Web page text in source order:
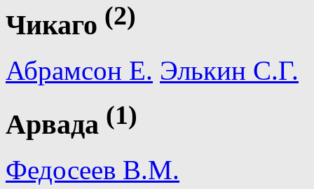
Чикаго (2)
Абрамсон Е. Элькин С.Г.
Арвада (1)
Федосеев В.М.